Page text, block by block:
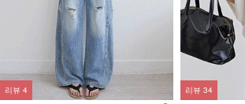
리뷰 4 리뷰 34